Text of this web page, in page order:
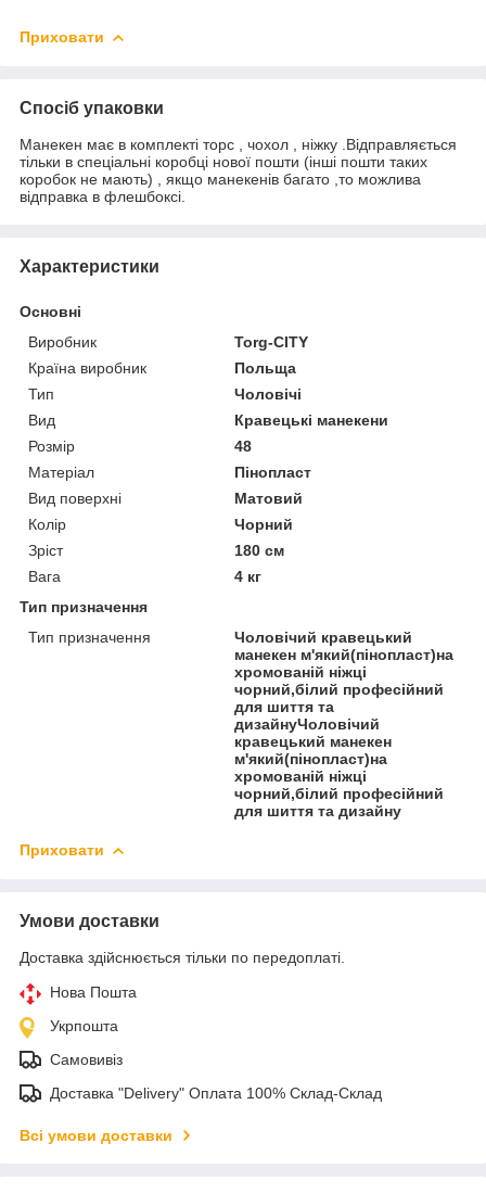
Приховати
Спосіб упаковки
Манекен має в комплекті торс , чохол , ніжку .Відправляється
тільки в спеціальні коробці нової пошти (інші пошти таких
коробок не мають) , якщо манекенів багато ,то можлива
відправка в флешбоксі.
Характеристики
Основні
Виробник
Torg-CITY
Країна виробник
Польща
Тип
Чоловічі
Вид
Кравецькі манекени
Розмір
48
Матеріал
Пінопласт
Вид поверхні
Матовий
Колір
Чорний
Зріст
180 см
Вага
4 кг
Тип призначення
Тип призначення
Чоловічий кравецький
манекен м'який(пінопласт)на
хромованій ніжці
чорний,білий професійний
для шиття та
дизайнуЧоловічий
кравецький манекен
м'який(пінопласт)на
хромованій ніжці
чорний,білий професійний
для шиття та дизайну
Приховати
Умови доставки
Доставка здійснюється тільки по передоплаті.
Нова Пошта
Укрпошта
Самовивіз
Доставка "Delivery" Оплата 100% Склад-Склад
Всі умови доставки